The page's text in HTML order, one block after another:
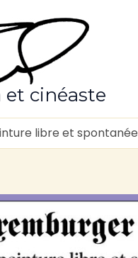
et cinéaste
libre et spontanée